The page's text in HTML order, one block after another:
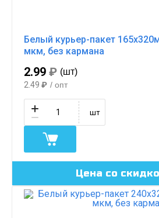
Белый курьер-пакет
мкм, без кармана
2.99 ₽ (шт)
2.49 ₽ / опт
шт
Цена со